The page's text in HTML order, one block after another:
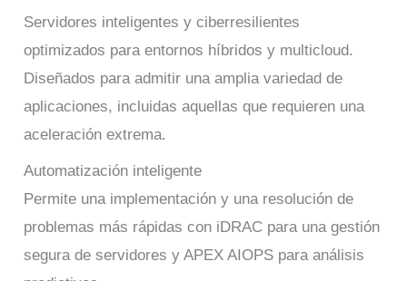
Servidores inteligentes y ciberresilientes
optimizados para entornos híbridos y multicloud.
Diseñados para admitir una amplia variedad de
aplicaciones, incluidas aquellas que requieren una
aceleración extrema.
Automatización inteligente
Permite una implementación y una resolución de
problemas más rápidas con iDRAC para una gestión
segura de servidores y APEX AIOPS para análisis